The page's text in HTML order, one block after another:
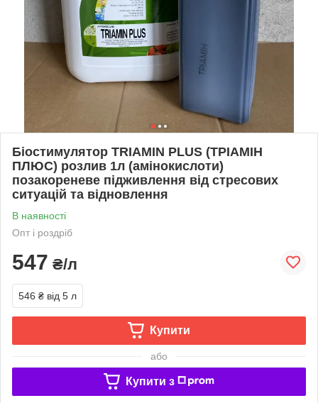
Біостимулятор TRIAMIN PLUS (ТРІАМІН
ПЛЮС) розлив 1л (амінокислоти)
позакореневе підживлення від стресових
ситуацій та відновлення
В наявності
Опт і роздріб
547 ₴/л
546 ₴ від 5 л
Купити
або
Купити з